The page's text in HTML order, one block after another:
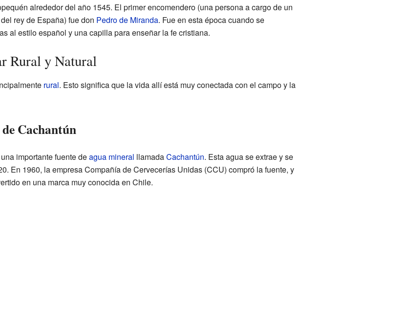
alrededor del año 1545. El primer encomendero (una persona a cargo de un
rey de España) fue don Pedro de Miranda. Fue en esta época cuando se
al estilo español y una capilla para enseñar la fe cristiana.
Rural y Natural
rural. Esto significa que la vida allí está muy conectada con el campo y la
Cachantún
importante fuente deagua mineral llamadaCachantún. Esta agua se extrae y se
En 1960, la empresa Compañía de Cervecerías Unidas (CCU) compró la fuente, y
en una marca muy conocida en Chile.